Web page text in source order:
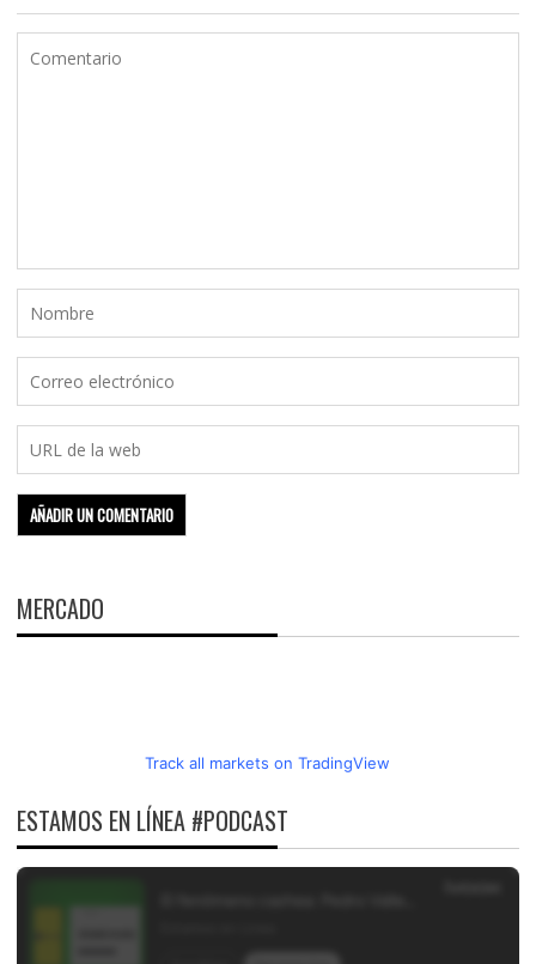
MERCADO
Track all markets on TradingView
ESTAMOS EN LÍNEA #PODCAST